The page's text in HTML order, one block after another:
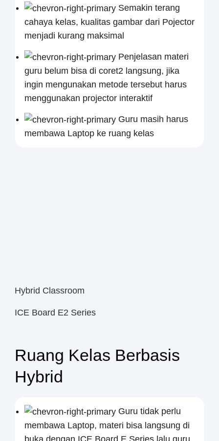
Semakin terang
cahaya kelas, kualitas gambar dari Pojector
menjadi kurang maksimal
Penjelasan materi
guru belum bisa di coret2 langsung, jika
ingin mengunakan metode tersebut harus
menggunakan projector interaktif
Guru masih harus
membawa Laptop ke ruang kelas
Hybrid Classroom
ICE Board E2 Series
Ruang Kelas Berbasis
Hybrid
Guru tidak perlu
membawa Laptop, materi bisa langsung di
buka dengan ICE Board E Series lalu guru